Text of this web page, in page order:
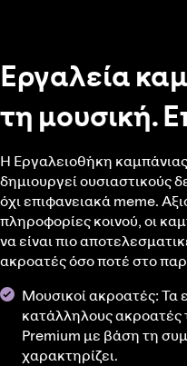
Εργαλεία
τη μουσική.
Η Εργαλειοθήκη
δημιουργεί ουσιαστικούς
όχι επιφανειακά meme.
πληροφορίες κοινού, οι
να είναι πιο
ακροατές όσο ποτέ στο
Μουσικοί ακροατές: Τα
κατάλληλους ακροατές
Premium με βάση τη
χαρακτηρίζει.